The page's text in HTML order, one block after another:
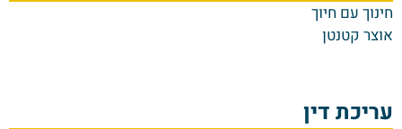
חינוך עם חיוך
אוצר קטנטן
עריכת דין